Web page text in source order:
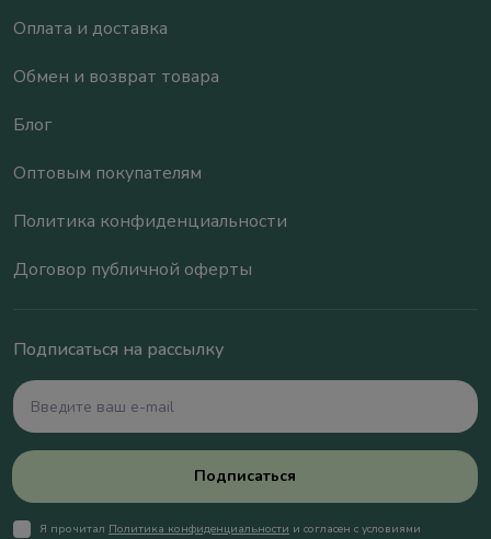
Оплата и доставка
Обмен и возврат товара
Блог
Оптовым покупателям
Политика конфиденциальности
Договор публичной оферты
Подписаться на рассылку
Подписаться
Я прочитал Политика конфиденциальности и согласен с условиями